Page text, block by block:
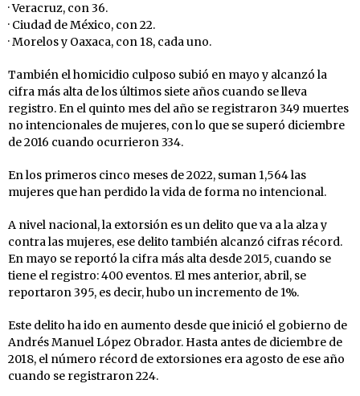
· Veracruz, con 36.
· Ciudad de México, con 22.
· Morelos y Oaxaca, con 18, cada uno.
También el homicidio culposo subió en mayo y alcanzó la
cifra más alta de los últimos siete años cuando se lleva
registro. En el quinto mes del año se registraron 349 muertes
no intencionales de mujeres, con lo que se superó diciembre
de 2016 cuando ocurrieron 334.
En los primeros cinco meses de 2022, suman 1,564 las
mujeres que han perdido la vida de forma no intencional.
A nivel nacional, la extorsión es un delito que va a la alza y
contra las mujeres, ese delito también alcanzó cifras récord.
En mayo se reportó la cifra más alta desde 2015, cuando se
tiene el registro: 400 eventos. El mes anterior, abril, se
reportaron 395, es decir, hubo un incremento de 1%.
Este delito ha ido en aumento desde que inició el gobierno de
Andrés Manuel López Obrador. Hasta antes de diciembre de
2018, el número récord de extorsiones era agosto de ese año
cuando se registraron 224.